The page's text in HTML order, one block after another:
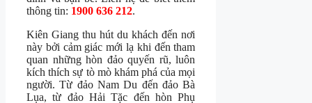
thông tin: 1900 636 212.
Kiên Giang thu hút du khách đến nơi
này bởi cảm giác mới lạ khi đến tham
quan những hòn đảo quyến rũ, luôn
kích thích sự tò mò khám phá của mọi
người. Từ đảo Nam Du đến đảo Bà
Lụa, từ đảo Hải Tặc đến hòn Phụ